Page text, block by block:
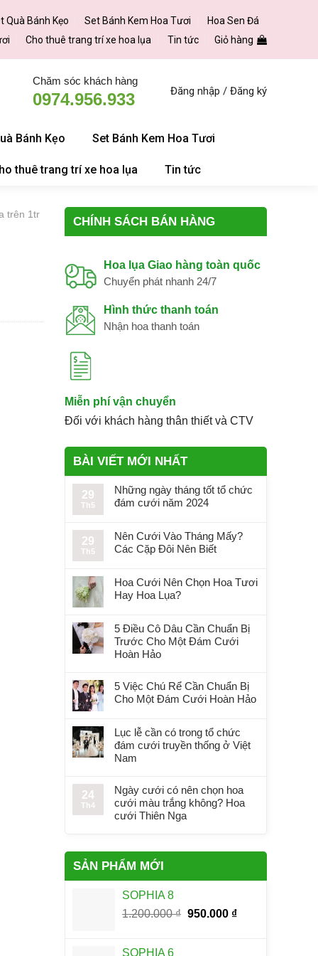
Quà Bánh Kẹo Set Bánh Kem Hoa Tươi
Hoa Sen Đá
Cho thuê trang trí xe hoa lụa Tin tức Giỏ hàng
Chăm sóc khách hàng
0974.956.933 Đăng nhập / Đăng ký
Bánh Kẹo Set Bánh Kem Hoa Tươi
thuê trang trí xe hoa lụa Tin tức
CHÍNH SÁCH BÁN HÀNG
Hoa lụa Giao hàng toàn quốc
Chuyển phát nhanh 24/7
Hình thức thanh toán
Nhận hoa thanh toán
Miễn phí vận chuyển
Đối với khách hàng thân thiết và CTV
BÀI VIẾT MỚI NHẤT
29
Th5
Những ngày tháng tốt tổ chức
đám cưới năm 2024
29
Th5
Nên Cưới Vào Tháng Mấy?
Các Cặp Đôi Nên Biết
Hoa Cưới Nên Chọn Hoa Tươi
Hay Hoa Lụa?
5 Điều Cô Dâu Cần Chuẩn Bị
Trước Cho Một Đám Cưới
Hoàn Hảo
5 Việc Chú Rể Cần Chuẩn Bị
Cho Một Đám Cưới Hoàn Hảo
Lục lễ cần có trong tổ chức
đám cưới truyền thống ở Việt
Nam
24
Th4
Ngày cưới có nên chọn hoa
cưới màu trắng không? Hoa
cưới Thiên Nga
SẢN PHẨM MỚI
SOPHIA 8
1.200.000₫ Giá
950.000 ₫Giá
SOPHIA 6
trên 1tr